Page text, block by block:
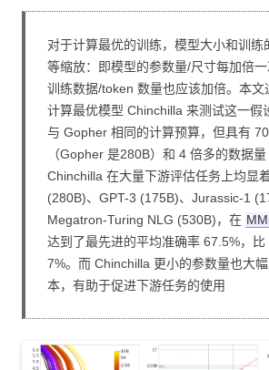
对于计算最优的训练，模型大小和训练
等缩放：即模型的参数量/尺寸每加倍
训练数据/token 数量也应该加倍。本文
计算最优模型 Chinchilla 来测试这一假
与 Gopher 相同的计算预算，但具有
（Gopher 是280B）和 4 倍多的数据量
Chinchilla 在大量下游评估任务上均显
(280B)、GPT-3 (175B)、Jurassic-1
Megatron-Turing NLG (530B)，在
达到了最先进的平均准确率 67.5%，
7%。而 Chinchilla 更小的参数量也大
本，有助于促进下游任务的使用